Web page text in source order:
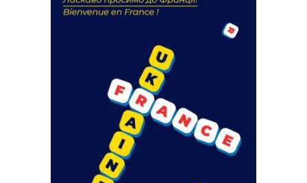
FEUILLETER